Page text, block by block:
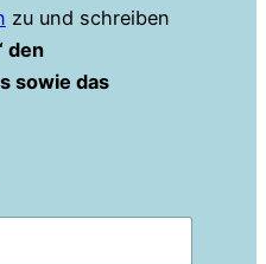
zu und schreiben
den
sowie das